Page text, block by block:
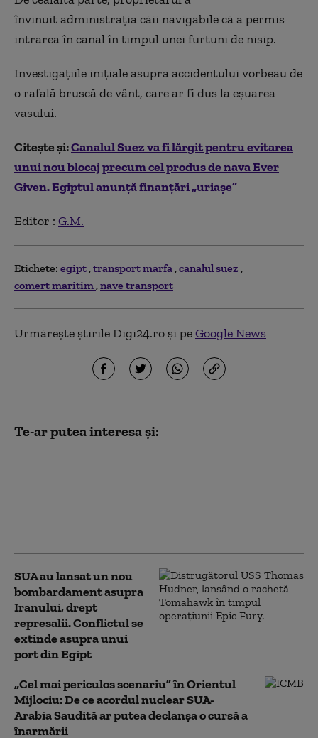
învinuit administrația căii navigabile că a permis
intrarea în canal în timpul unei furtuni de nisip.
Investigațiile inițiale asupra accidentului vorbeau de
o rafală bruscă de vânt, care ar fi dus la eșuarea
vasului.
Citește și:Canalul Suez va fi lărgit pentru evitarea
unui nou blocaj precum cel produs de nava Ever
Given. Egiptul anunță finanțări „uriașe”
Editor : G.M.
Etichete: egipt transport marfa canalul suez
comert maritim nave transport
Urmărește știrile Digi24.ro și peGoogle News
Te-ar putea interesa și:
SUA au lansat un nou
bombardament asupra
Iranului, drept
represalii. Conflictul se
extinde asupra unui
port din Egipt
„Cel mai periculos scenariu” în Orientul
Mijlociu: De ce acordul nuclear SUA-
Arabia Saudită ar putea declanșa o cursă a
înarmării